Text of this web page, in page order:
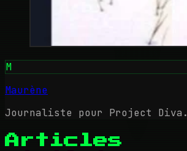
M
Maurène
Journaliste pour Project Diva.
Articles